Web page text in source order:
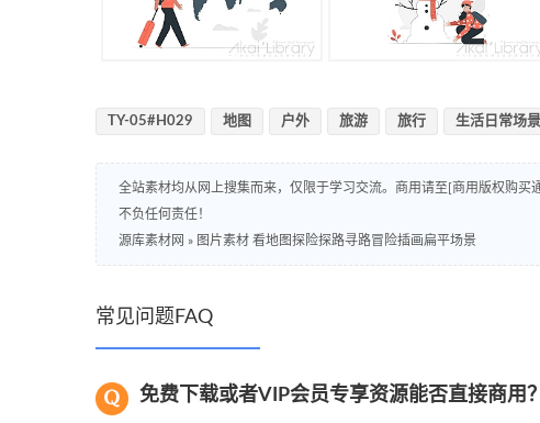
TY-05#H029 地图 户外 旅游 旅行 生活日常场景
全站素材均从网上搜集而来，仅限于学习交流。商用请至[商用版权购
不负任何责任！
源库素材网 » 图片素材 看地图探险探路寻路冒险插画扁平场景
常见问题FAQ
免费下载或者VIP会员专享资源能否直接商用？